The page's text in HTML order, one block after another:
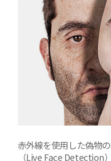
赤外線を使用した偽物
（Live Face Detection）